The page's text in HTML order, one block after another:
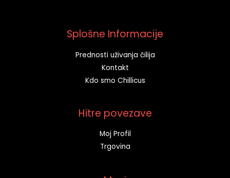
Splošne Informacije
Prednosti uživanja čilija
Kontakt
Kdo smo Chillicus
Hitre povezave
Moj Profil
Trgovina